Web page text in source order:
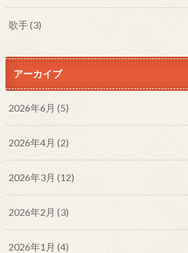
歌手(3)
アーカイブ
2026年6月 (5)
2026年4月 (2)
2026年3月 (12)
2026年2月 (3)
2026年1月 (4)